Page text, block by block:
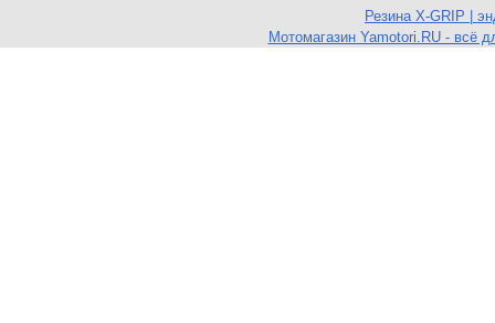
Резина X-GRIP |
Мотомагазин Yamotori.RU - всё